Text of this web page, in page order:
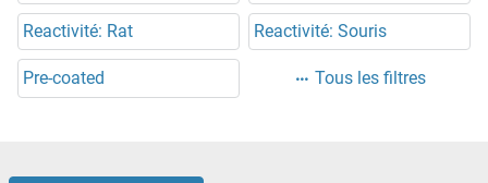
Reactivité: Rat Reactivité: Souris
Pre-coated Tous les filtres